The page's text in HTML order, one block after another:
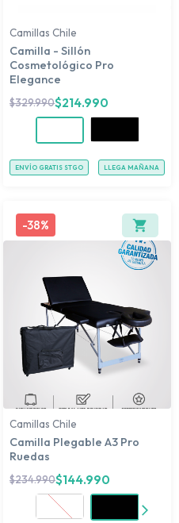
Camillas Chile
Camilla - Sillón
Cosmetológico Pro
Elegance
$329.990$214.990
ENVÍO GRATIS STGO LLEGA MAÑANA
-38%
Camillas Chile
Camilla Plegable A3 Pro
Ruedas
$234.990$144.990